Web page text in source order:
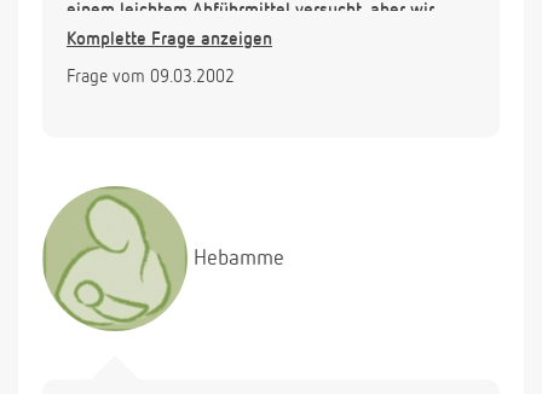
einem leichtem Abführmittel versucht, aber wir
denken, dass dies ja nicht die Lösung sein kann. Ist
Vorschlag haben sie? Vorher war der Stuhlgang
Komplette Frage anzeigen
Frage vom 09.03.2002
Hebamme